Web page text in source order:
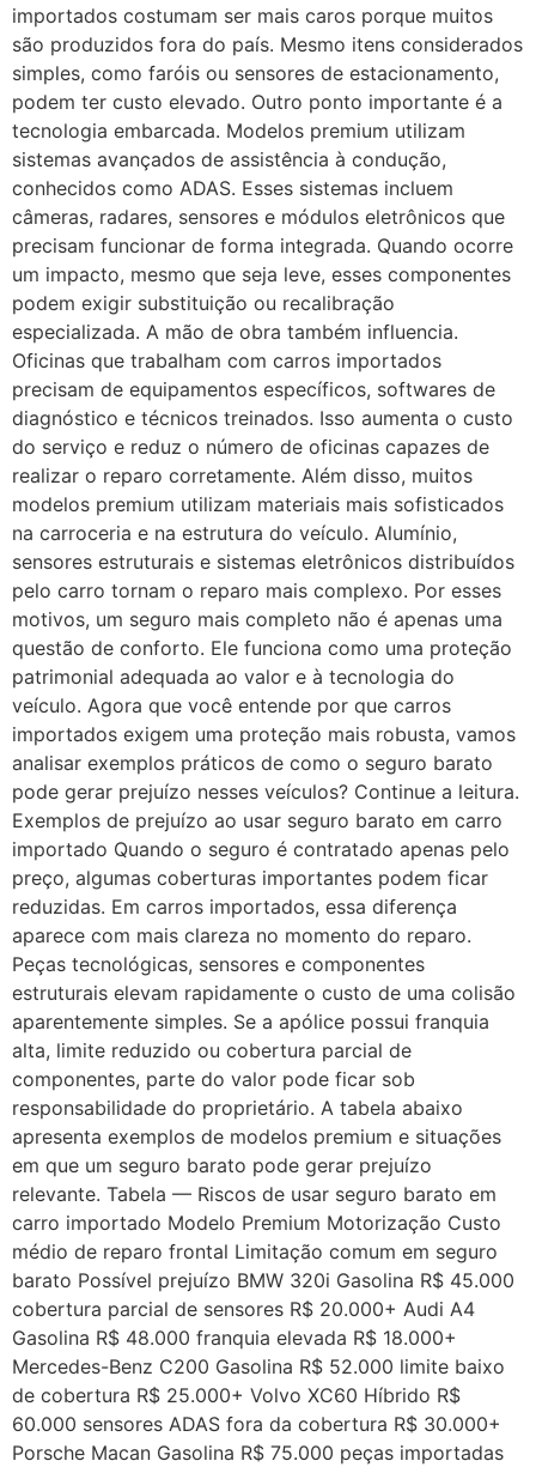
importados costumam ser mais caros porque muitos
são produzidos fora do país. Mesmo itens considerados
simples, como faróis ou sensores de estacionamento,
podem ter custo elevado. Outro ponto importante é a
tecnologia embarcada. Modelos premium utilizam
sistemas avançados de assistência à condução,
conhecidos como ADAS. Esses sistemas incluem
câmeras, radares, sensores e módulos eletrônicos que
precisam funcionar de forma integrada. Quando ocorre
um impacto, mesmo que seja leve, esses componentes
podem exigir substituição ou recalibração
especializada. A mão de obra também influencia.
Oficinas que trabalham com carros importados
precisam de equipamentos específicos, softwares de
diagnóstico e técnicos treinados. Isso aumenta o custo
do serviço e reduz o número de oficinas capazes de
realizar o reparo corretamente. Além disso, muitos
modelos premium utilizam materiais mais sofisticados
na carroceria e na estrutura do veículo. Alumínio,
sensores estruturais e sistemas eletrônicos distribuídos
pelo carro tornam o reparo mais complexo. Por esses
motivos, um seguro mais completo não é apenas uma
questão de conforto. Ele funciona como uma proteção
patrimonial adequada ao valor e à tecnologia do
veículo. Agora que você entende por que carros
importados exigem uma proteção mais robusta, vamos
analisar exemplos práticos de como o seguro barato
pode gerar prejuízo nesses veículos? Continue a leitura.
Exemplos de prejuízo ao usar seguro barato em carro
importado Quando o seguro é contratado apenas pelo
preço, algumas coberturas importantes podem ficar
reduzidas. Em carros importados, essa diferença
aparece com mais clareza no momento do reparo.
Peças tecnológicas, sensores e componentes
estruturais elevam rapidamente o custo de uma colisão
aparentemente simples. Se a apólice possui franquia
alta, limite reduzido ou cobertura parcial de
componentes, parte do valor pode ficar sob
responsabilidade do proprietário. A tabela abaixo
apresenta exemplos de modelos premium e situações
em que um seguro barato pode gerar prejuízo
relevante. Tabela — Riscos de usar seguro barato em
carro importado Modelo Premium Motorização Custo
médio de reparo frontal Limitação comum em seguro
barato Possível prejuízo BMW 320i Gasolina R$ 45.000
cobertura parcial de sensores R$ 20.000+ Audi A4
Gasolina R$ 48.000 franquia elevada R$ 18.000+
Mercedes-Benz C200 Gasolina R$ 52.000 limite baixo
de cobertura R$ 25.000+ Volvo XC60 Híbrido R$
60.000 sensores ADAS fora da cobertura R$ 30.000+
Porsche Macan Gasolina R$ 75.000 peças importadas